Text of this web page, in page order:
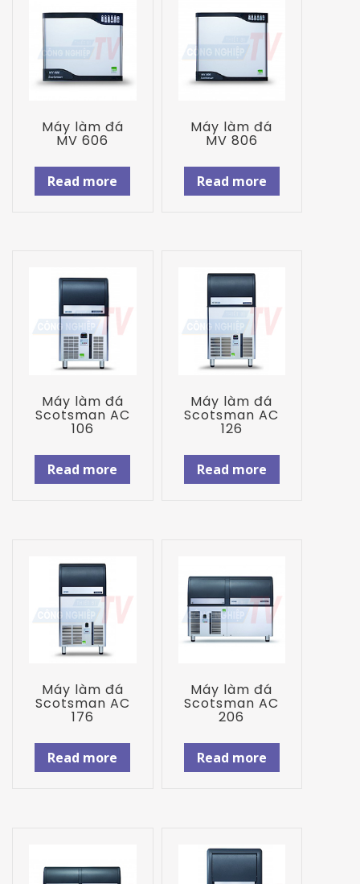
Máy làm đá
MV 606
Read more
Máy làm đá
MV 806
Read more
Máy làm đá
Scotsman AC
106
Read more
Máy làm đá
Scotsman AC
126
Read more
Máy làm đá
Scotsman AC
176
Read more
Máy làm đá
Scotsman AC
206
Read more